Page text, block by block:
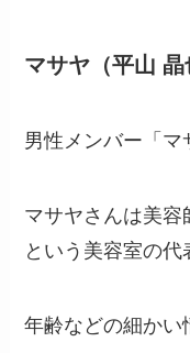
マサヤ（平山 晶
男性メンバー「マ
マサヤさんは美容
という美容室の代
年齢などの細かい